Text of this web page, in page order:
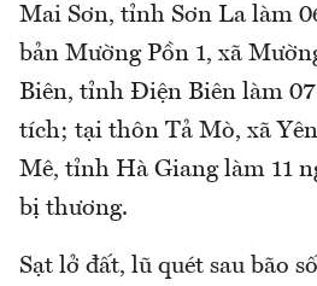
Mai Sơn, tỉnh Sơn La làm
bản Mường Pồn 1, xã
Biên, tỉnh Điện Biên làm
tích; tại thôn Tả Mò, xã
Mê, tỉnh Hà Giang làm 11
bị thương.
Sạt lở đất, lũ quét sau bão